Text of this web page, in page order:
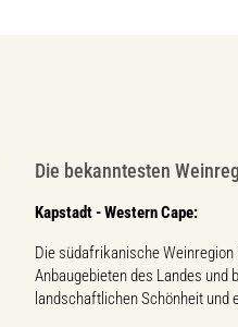
Die bekanntesten
Kapstadt - Western Cape:
Die südafrikanische
Anbaugebieten des Landes
landschaftlichen Schönheit und